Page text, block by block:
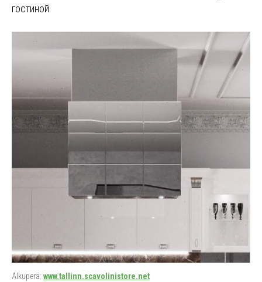
гостиной.
Alkuperä: www.tallinn.scavolinistore.net